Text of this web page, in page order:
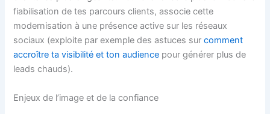
fiabilisation de tes parcours clients, associe cette
modernisation à une présence active sur les réseaux
sociaux (exploite par exemple des astuces surcomment
accroître ta visibilité et ton audience pour générer plus de
leads chauds).
Enjeux de l’image et de la confiance